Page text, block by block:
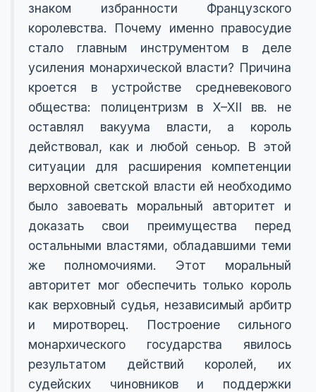
знаком избранности Французского
королевства. Почему именно правосудие
стало главным инструментом в деле
усиления монархической власти? Причина
кроется в устройстве средневекового
общества: полицентризм в X–XII вв. не
оставлял вакуума власти, а король
действовал, как и любой сеньор. В этой
ситуации для расширения компетенции
верховной светской власти ей необходимо
было завоевать моральный авторитет и
доказать свои преимущества перед
остальными властями, обладавшими теми
же полномочиями. Этот моральный
авторитет мог обеспечить только король
как верховный судья, независимый арбитр
и миротворец. Построение сильного
монархического государства явилось
результатом действий королей, их
судейских чиновников и поддержки